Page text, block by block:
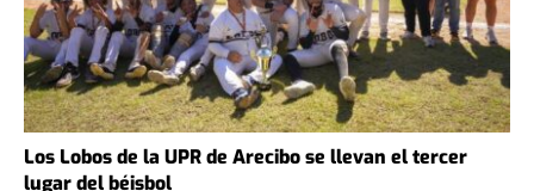
Los Lobos de la UPR de Arecibo se llevan el tercer
lugar del béisbol